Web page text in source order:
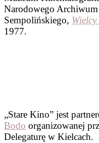
Narodowego
Sempolińskiego, Wielcy
1977.
„Stare Kino” jest
Bodo organizowanej
Delegaturę w Kielcach.